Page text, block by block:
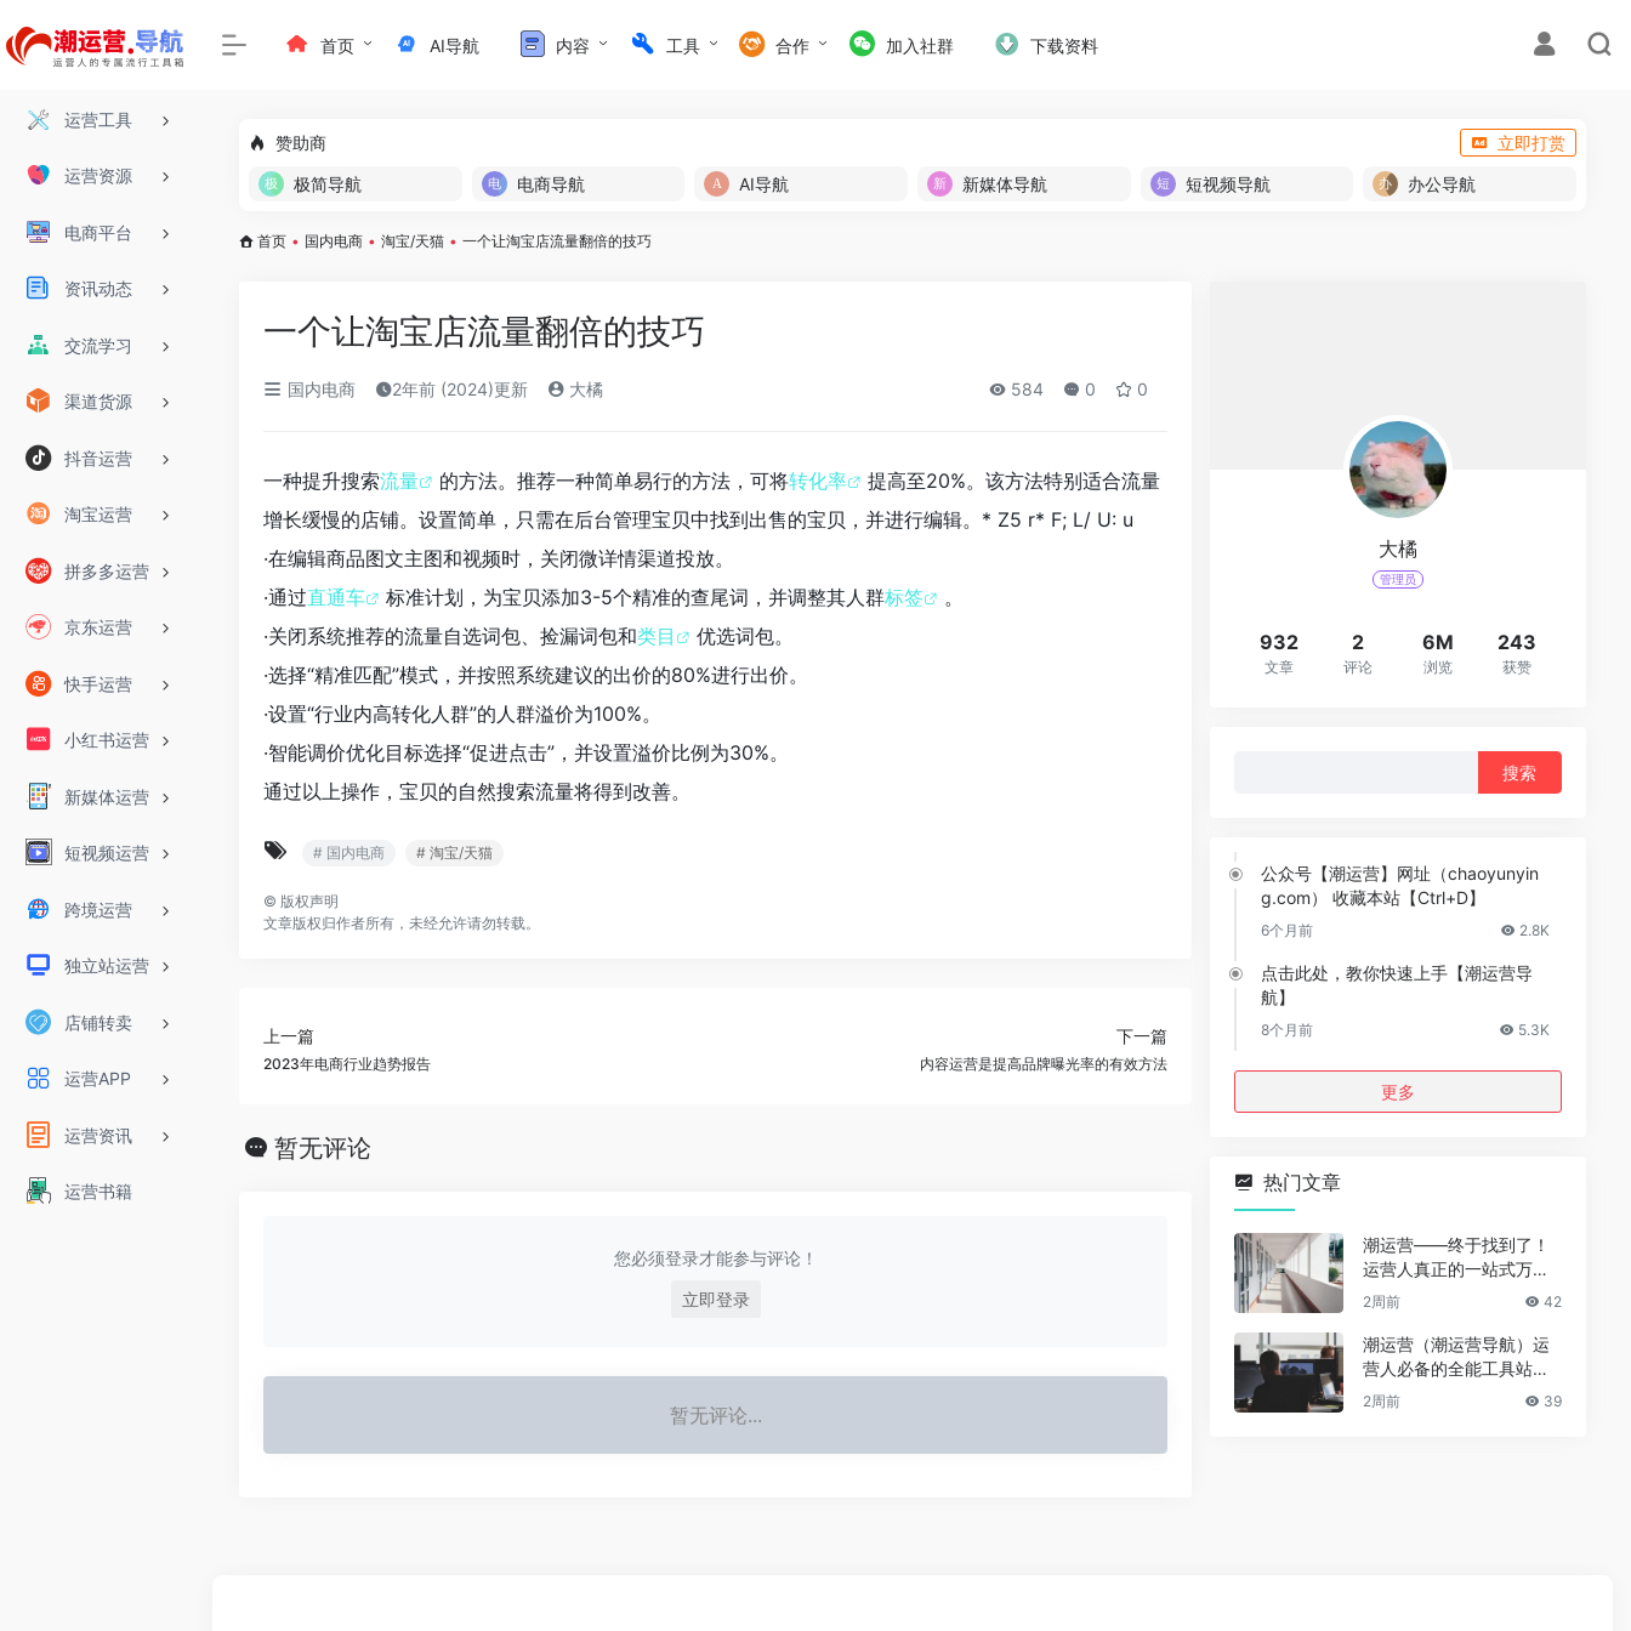
运营工具
运营资源
电商平台
资讯动态
交流学习
渠道货源
抖音运营
淘宝运营
拼多多运营
京东运营
快手运营
小红书运营
新媒体运营
短视频运营
跨境运营
独立站运营
店铺转卖
运营APP
运营资讯
运营书籍
首页 AI导航 内容 工具 合作 加入社群 下载资料
赞助商
立即打赏
极简导航
电商导航 AI导航 新媒体导航 短视频导航 办公导航
首页 • 国内电商 • 淘宝/天猫 • 一个让淘宝店流量翻倍的技巧
一个让淘宝店流量翻倍的技巧
国内电商 2年前 (2024)更新 大橘 584 0 0
一种提升搜索流量 的方法。推荐一种简单易行的方法，可将转化率
提高至20%。该方法特别适合流量
增长缓慢的店铺。设置简单，只需在后台管理宝贝中找到出售的宝贝，并进行编辑。 * Z5 r* F; L/ U: u
·在编辑商品图文主图和视频时，关闭微详情渠道投放。
·通过直通车 标准计划，为宝贝添加3-5个精准的查尾词，并调整其人群标签
。
·关闭系统推荐的流量自选词包、捡漏词包和类目
优选词包。
·选择“精准匹配”模式，并按照系统建议的出价的80%进行出价。
·设置“行业内高转化人群”的人群溢价为100%。
·智能调价优化目标选择“促进点击”，并设置溢价比例为30%。
通过以上操作，宝贝的自然搜索流量将得到改善。
# 国内电商 # 淘宝/天猫
© 版权声明
文章版权归作者所有，未经允许请勿转载。
上一篇
2023年电商行业趋势报告
下一篇
内容运营是提高品牌曝光率的有效方法
暂无评论
您必须登录才能参与评论！
立即登录
暂无评论...
大橘
管理员
932
文章
2
评论
6M
浏览
243
获赞
公众号【潮运营】网址（chaoyunyin
g.com） 收藏本站【Ctrl+D】
6个月前 2.8K
点击此处，教你快速上手【潮运营导
航】
8个月前 5.3K
更多
热门文章
潮运营——终于找到了！
运营人真正的一站式万能
资源导航（免费、无广
2周前 42
潮运营（潮运营导航）运
营人必备的全能工具站｜
完整功能详解
2周前 39